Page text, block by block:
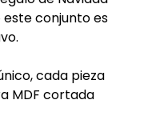
conjunto es
cada pieza
MDF cortada